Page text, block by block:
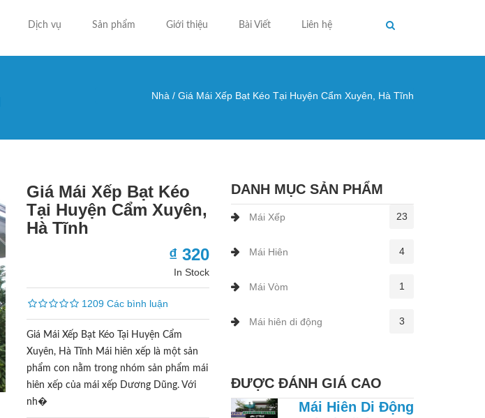
Dịch vụ Sản phẩm Giới thiệu Bài Viết Liên hệ
Bạn đang ở đây
Nhà / Giá Mái Xếp Bạt Kéo Tại Huyện Cẩm Xuyên, Hà Tĩnh
Giá Mái Xếp Bạt Kéo
Tại Huyện Cẩm Xuyên,
Hà Tĩnh
₫ 320
In Stock
1209 Các bình luận
Giá Mái Xếp Bạt Kéo Tại Huyện Cẩm
Xuyên, Hà Tĩnh Mái hiên xếp là một sản
phẩm con nằm trong nhóm sản phẩm mái
hiên xếp của mái xếp Dương Dũng. Với
nh�
DANH MỤC SẢN PHẨM
Mái Xếp 23
Mái Hiên 4
Mái Vòm 1
Mái hiên di động 3
ĐƯỢC ĐÁNH GIÁ CAO
Mái Hiên Di Động